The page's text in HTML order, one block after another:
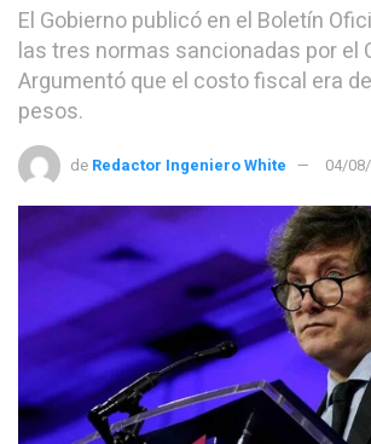
El Gobierno publicó en el Boletín
las tres normas sancionadas por el
Argumentó que el costo fiscal era
pesos.
de Redactor Ingeniero White 04/